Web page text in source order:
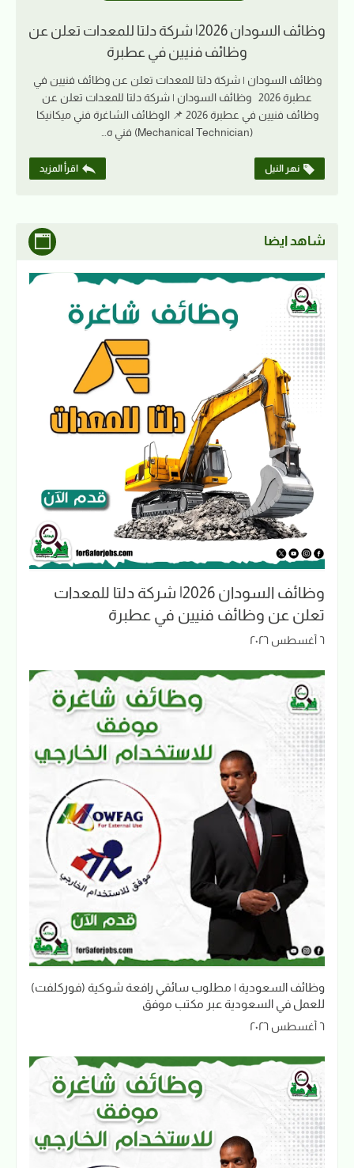
وظائف السودان 2026| شركة دلتا للمعدات تعلن عن
وظائف فنيين في عطبرة
وظائف السودان | شركة دلتا للمعدات تعلن عن وظائف فنيين في
عطبرة 2026 وظائف السودان | شركة دلتا للمعدات تعلن عن
وظائف فنيين في عطبرة 2026 📌 الوظائف الشاغرة فني ميكانيكا
(Mechanical Technician) فني ه…
نهر النيل اقرأ المزيد
شاهد ايضا
وظائف السودان 2026| شركة دلتا للمعدات
تعلن عن وظائف فنيين في عطبرة
٦ أغسطس ٢٠٢٦
وظائف السعودية | مطلوب سائقي رافعة شوكية (فوركلفت)
للعمل في السعودية عبر مكتب موفق
٦ أغسطس ٢٠٢٦